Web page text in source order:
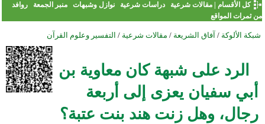
كل الأقسام |مقالات شرعية دراسات شرعية نوازل وشبهات منبر الجمعة
روافد
من ثمرات المواقع
شبكة الألوكة / آفاق الشريعة / مقالات شرعية / التفسير وعلوم القرآن
الرد على شبهة كان معاوية بن
أبي سفيان يعزى إلى أربعة
رجال، وهل زنت هند بنت عتبة؟